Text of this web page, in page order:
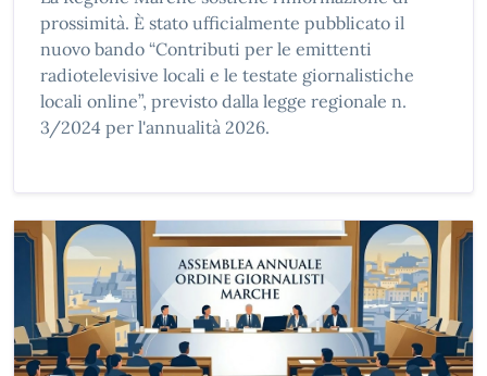
prossimità. È stato ufficialmente pubblicato il
nuovo bando “Contributi per le emittenti
radiotelevisive locali e le testate giornalistiche
locali online”, previsto dalla legge regionale n.
3/2024 per l'annualità 2026.